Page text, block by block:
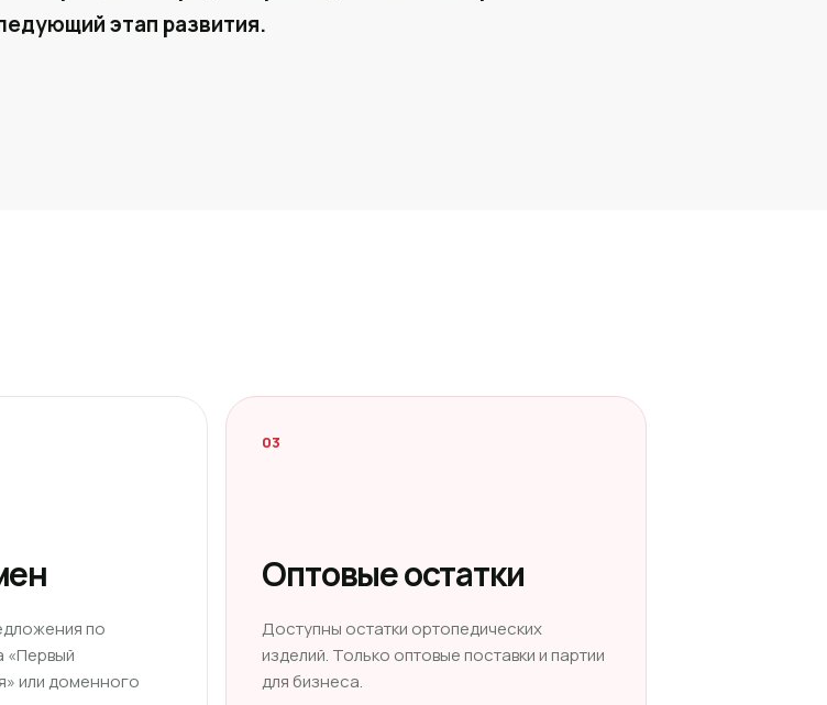
этап развития.
по
«Первый
или доменного
03
Оптовые остатки
Доступны остатки ортопедических
изделий. Только оптовые поставки и партии
для бизнеса.